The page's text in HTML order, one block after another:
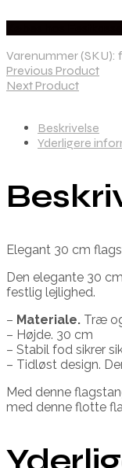
Varenummer (SKU):
Previous Product
Next Product
Beskrivelse
Yderligere
Elegant 30 cm
Den elegante 30
festlig lejlighed.
– Materiale. Træ
– Højde. 30 cm
– Stabil fod sikrer
– Tidløst design.
Med denne
med denne flotte